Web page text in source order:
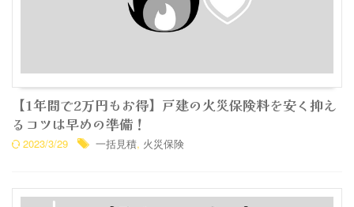
【1年間で2万円もお得】戸建の火災保険料を安く抑え
るコツは早めの準備！
2023/3/29 一括見積, 火災保険